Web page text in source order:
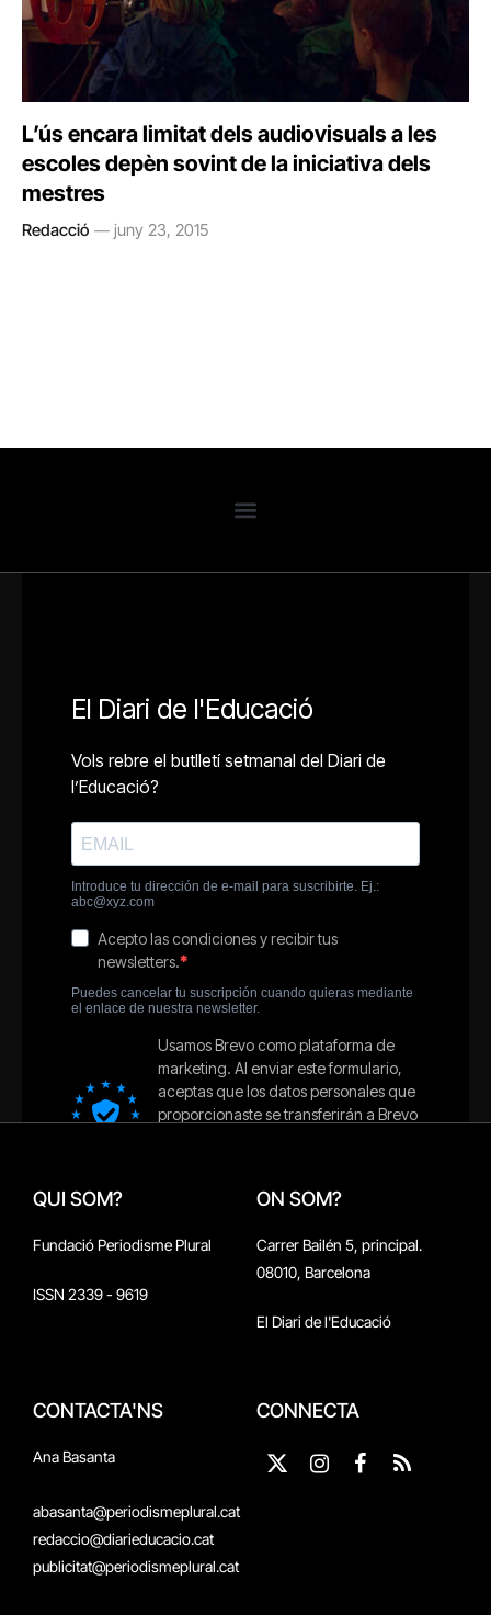
L’ús encara limitat dels audiovisuals a les
escoles depèn sovint de la iniciativa dels
mestres
Redacció juny 23, 2015
QUI SOM?
Fundació Periodisme Plural
ISSN 2339 - 9619
ON SOM?
Carrer Bailén 5, principal.
08010, Barcelona
El Diari de l'Educació
CONTACTA'NS
Ana Basanta
abasanta@periodismeplural.cat
redaccio@diarieducacio.cat
publicitat@periodismeplural.cat
CONNECTA
X
Instagram
Facebook
RSS